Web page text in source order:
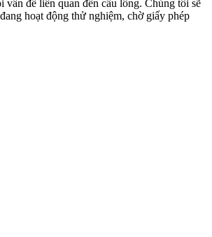
đề liên quan đến cầu lông. Chúng tôi sẽ
hoạt động thử nghiệm, chờ giấy phép